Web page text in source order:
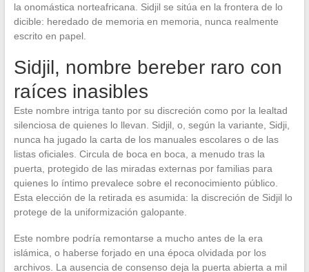
la onomástica norteafricana. Sidjil se sitúa en la frontera de lo
dicible: heredado de memoria en memoria, nunca realmente
escrito en papel.
Sidjil, nombre bereber raro con
raíces inasibles
Este nombre intriga tanto por su discreción como por la lealtad
silenciosa de quienes lo llevan. Sidjil, o, según la variante, Sidji,
nunca ha jugado la carta de los manuales escolares o de las
listas oficiales. Circula de boca en boca, a menudo tras la
puerta, protegido de las miradas externas por familias para
quienes lo íntimo prevalece sobre el reconocimiento público.
Esta elección de la retirada es asumida: la discreción de Sidjil lo
protege de la uniformización galopante.
Este nombre podría remontarse a mucho antes de la era
islámica, o haberse forjado en una época olvidada por los
archivos. La ausencia de consenso deja la puerta abierta a mil